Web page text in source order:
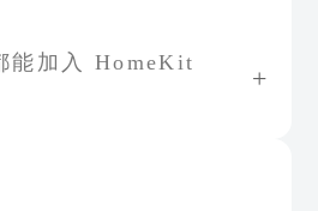
能加入 HomeKit